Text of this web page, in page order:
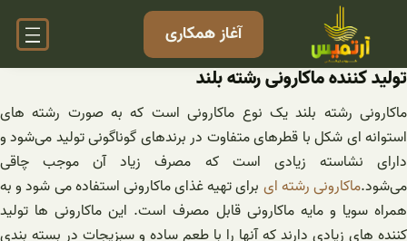
آغاز همکاری
تولید کننده ماکارونی رشته بلند
ماکارونی رشته بلند یک نوع ماکارونی است که به صورت رشته های
استوانه ای شکل با قطرهای متفاوت در برندهای گوناگونی تولید می‌شود و
دارای نشاسته زیادی است که مصرف زیاد آن موجب چاقی
می‌شود.ماکارونی رشته ای برای تهیه غذای ماکارونی استفاده می شود و به
همراه سویا و مایه ماکارونی قابل مصرف است. این ماکارونی ها تولید
کننده های زیادی دارند که آنها را با طعم ساده و سبزیجات در بسته بندی